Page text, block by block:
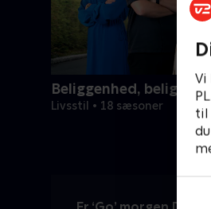
Vi
til
Beliggenhed,
Livsstil • 18 sæsoner